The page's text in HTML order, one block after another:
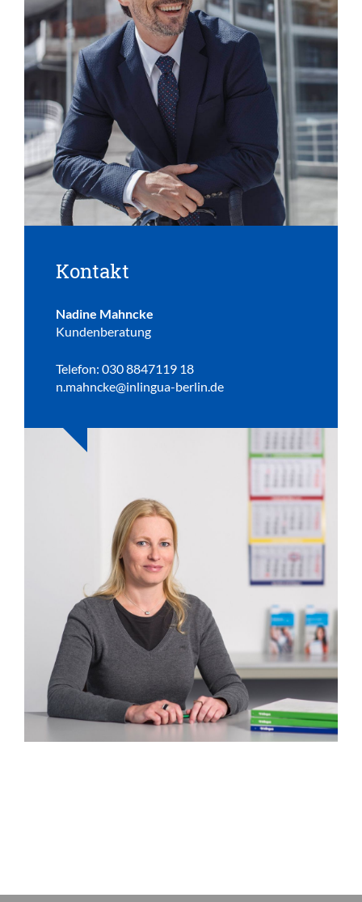
Kontakt
Nadine Mahncke
Kundenberatung
Telefon: 030 8847119 18
n.mahncke@inlingua-berlin.de